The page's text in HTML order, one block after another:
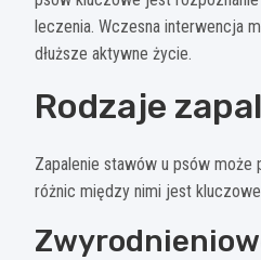
leczenia. Wczesna interwencja
dłuższe aktywne życie.
Rodzaje
Zapalenie stawów u psów może
różnic między nimi jest